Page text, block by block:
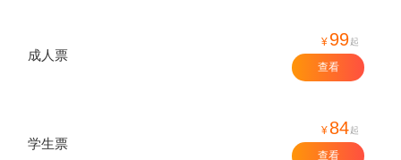
成人票
¥ 99起
查看
学生票
¥ 84起
查看